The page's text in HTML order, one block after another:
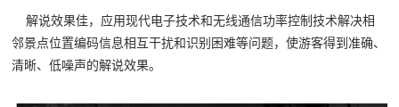
解说效果佳，应用现代电子技术和无线通信功率控制技术解决相
邻景点位置编码信息相互干扰和识别困难等问题，使游客得到准确、
清晰、低噪声的解说效果。